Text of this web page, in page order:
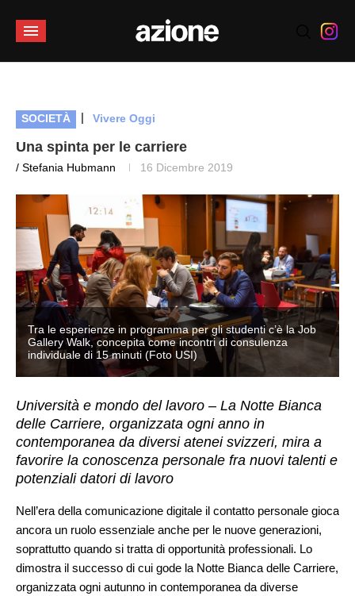
SOCIETÀ | Vivere Oggi
Una spinta per le carriere
/ Stefania Hubmann 16 Dicembre 2019
Tra le esperienze in programma per gli studenti c’è la Job
Gallery Walk, concepita come incontri di consulenza
individuale di 15 minuti (Foto USI)
Università e mondo del lavoro – La Notte Bianca
delle Carriere, organizzata ogni anno in
contemporanea da diversi atenei svizzeri, mira a
favorire la conoscenza personale fra nuovi talenti e
potenziali datori di lavoro
Nell’era della comunicazione digitale il contatto personale gioca
ancora un ruolo essenziale anche per le nuove generazioni,
soprattutto quando si tratta di opportunità professionali. Lo
dimostra il successo di cui gode la Notte Bianca delle Carriere,
organizzata ogni autunno in contemporanea da diverse